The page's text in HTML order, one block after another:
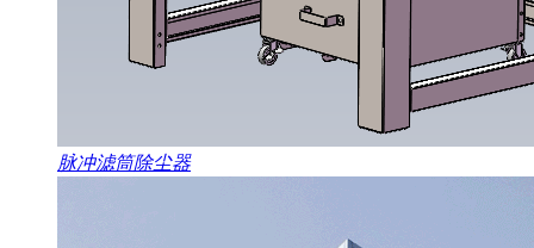
脉冲滤筒除尘器